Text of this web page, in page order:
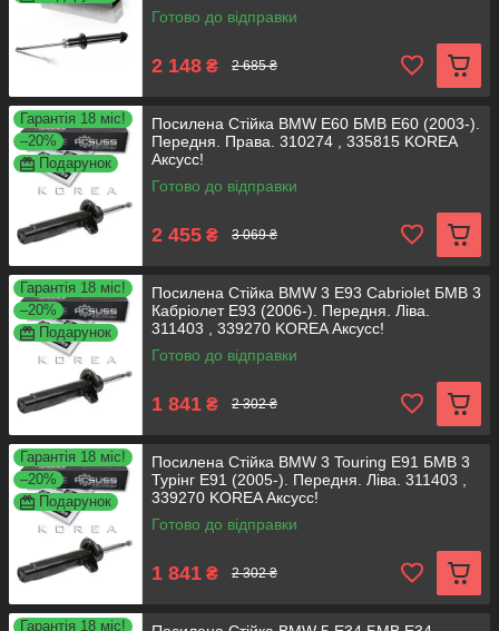
Готово до відправки
2 148 ₴ 2 685 ₴
Гарантія 18 міс!
–20%
Подарунок
Посилена Стійка BMW E60 БМВ Е60 (2003-).
Передня. Права. 310274 , 335815 KOREA
Аксусс!
Готово до відправки
2 455 ₴ 3 069 ₴
Гарантія 18 міс!
–20%
Подарунок
Посилена Стійка BMW 3 E93 Cabriolet БМВ 3
Кабріолет E93 (2006-). Передня. Ліва.
311403 , 339270 KOREA Аксусс!
Готово до відправки
1 841 ₴ 2 302 ₴
Гарантія 18 міс!
–20%
Подарунок
Посилена Стійка BMW 3 Touring E91 БМВ 3
Турінг E91 (2005-). Передня. Ліва. 311403 ,
339270 KOREA Аксусс!
Готово до відправки
1 841 ₴ 2 302 ₴
Гарантія 18 міс!